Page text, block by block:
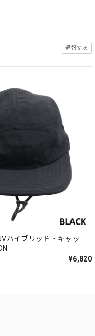
通報する
ハイブリッド・キャッ
¥6,820